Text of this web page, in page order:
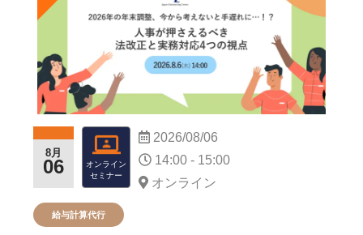
8月
06
オンライン
セミナー
2026/08/06
14:00 - 15:00
オンライン
給与計算代⾏